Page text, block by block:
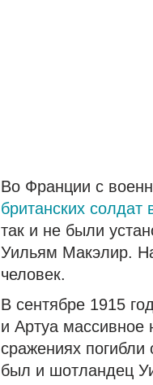
Во Франции с
британских
так и не были
Уильям Макэлир.
человек.
В сентябре 1915
и Артуа массивное
сражениях погибли
был и шотландец